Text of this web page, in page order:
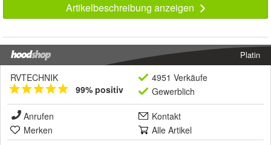
Artikelbeschreibung anzeigen
Platin
RVTECHNIK
99% positiv
4951 Verkäufe
Gewerblich
Anrufen
Kontakt
Merken
Alle Artikel